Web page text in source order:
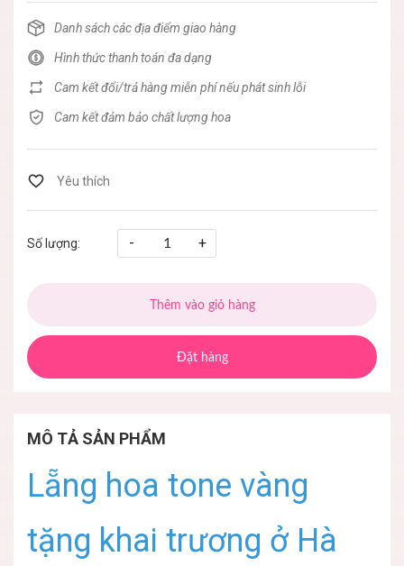
Danh sách các địa điểm giao hàng
Hình thức thanh toán đa dạng
Cam kết đổi/trả hàng miễn phí nếu phát sinh lỗi
Cam kết đảm bảo chất lượng hoa
Số lượng: - +
Thêm vào giỏ hàng
Đặt hàng
MÔ TẢ SẢN PHẨM
Lẵng hoa tone vàng
tặng khai trương ở Hà